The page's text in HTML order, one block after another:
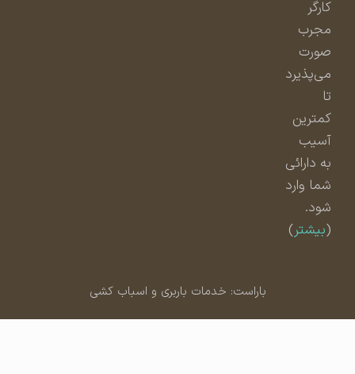
مجرب
صورت
می‌پذیرد
کمترین
آسیب
به دارائی
شما وارد
شود.
بیشتر)
باراست: خدمات باربری و اسباب کشی